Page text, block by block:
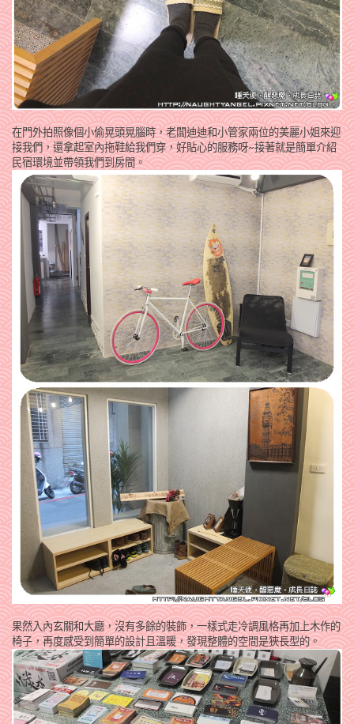
在門外拍照像個小偷晃頭晃腦時，老闆迪迪和小管家兩位的美麗小姐來迎
接我們，還拿起室內拖鞋給我們穿，好貼心的服務呀~接著就是簡單介紹
民宿環境並帶領我們到房間。
果然入內玄關和大廳，沒有多餘的裝飾，一樣式走冷調風格再加上木作的
椅子，再度感受到簡單的設計且溫暖，發現整體的空間是狹長型的。